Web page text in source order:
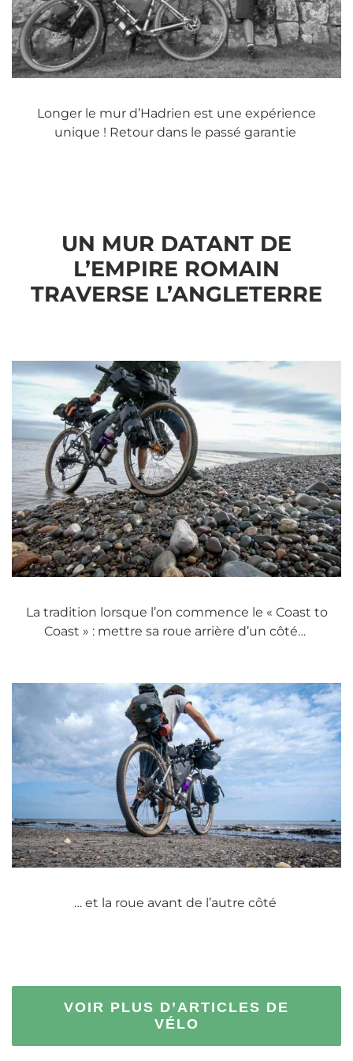
Longer le mur d’Hadrien est une expérience
unique ! Retour dans le passé garantie
UN MUR DATANT DE
L’EMPIRE ROMAIN
TRAVERSE L’ANGLETERRE
La tradition lorsque l’on commence le « Coast to
Coast » : mettre sa roue arrière d’un côté…
… et la roue avant de l’autre côté
VOIR PLUS D’ARTICLES DE
VÉLO